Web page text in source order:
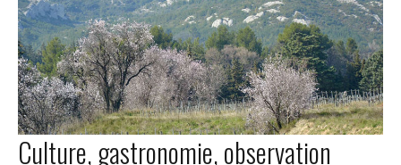
Culture, gastronomie, observation